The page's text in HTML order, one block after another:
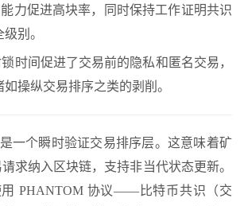
能力促进高块率，同时保持工作证明共识
别。
时间促进了交易前的隐私和匿名交易，
操纵交易排序之类的剥削。
一个瞬时验证交易排序层。这意味着矿
求纳入区块链，支持非当代状态更新。
用 PHANTOM 协议——比特币共识（交